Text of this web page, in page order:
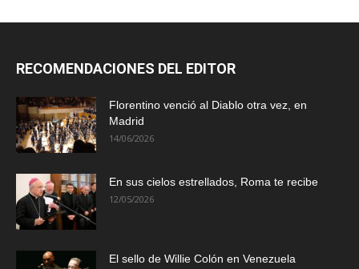
RECOMENDACIONES DEL EDITOR
Florentino venció al Diablo otra vez, en
Madrid
14/06/2026
En sus cielos estrellados, Roma te recibe
12/05/2026
El sello de Willie Colón en Venezuela